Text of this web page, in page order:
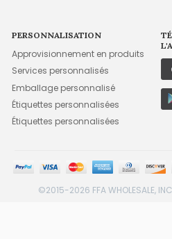
PERSONNALISATION
Approvisionnement en produits
Services personnalisés
Emballage personnalisé
Étiquettes personnalisées
Étiquettes personnalisées
©2015-2026 FFA WHOLESALE,